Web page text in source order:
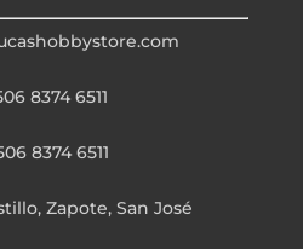
8374 6511
8374 6511
Zapote, San José